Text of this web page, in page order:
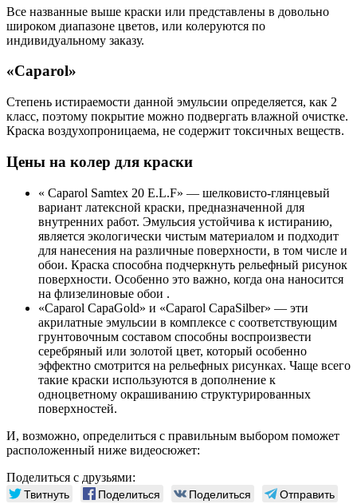
Все названные выше краски или представлены в довольно
широком диапазоне цветов, или колеруются по
индивидуальному заказу.
«Caparol»
Степень истираемости данной эмульсии определяется, как 2
класс, поэтому покрытие можно подвергать влажной очистке.
Краска воздухопроницаема, не содержит токсичных веществ.
Цены на колер для краски
« Caparol Samtex 20 E.L.F» — шелковисто-глянцевый
вариант латексной краски, предназначенной для
внутренних работ. Эмульсия устойчива к истиранию,
является экологически чистым материалом и подходит
для нанесения на различные поверхности, в том числе и
обои. Краска способна подчеркнуть рельефный рисунок
поверхности. Особенно это важно, когда она наносится
на флизелиновые обои .
«Caparol CapaGold» и «Caparol CapaSilber» — эти
акрилатные эмульсии в комплексе с соответствующим
грунтовочным составом способны воспроизвести
серебряный или золотой цвет, который особенно
эффектно смотрится на рельефных рисунках. Чаще всего
такие краски используются в дополнение к
одноцветному окрашиванию структурированных
поверхностей.
И, возможно, определиться с правильным выбором поможет
расположенный ниже видеосюжет:
Поделиться с друзьями:
Твитнуть Поделиться Поделиться
Отправить